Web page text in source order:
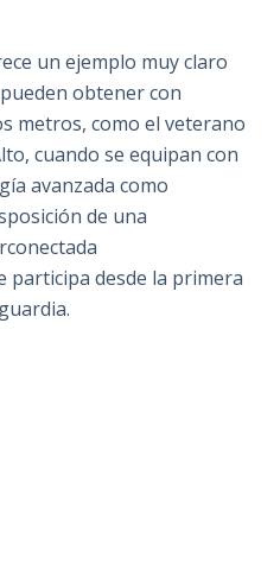
un ejemplo muy claro
obtener con
metros, como el veterano
cuando se equipan con
avanzada como
de una
participa desde la primera